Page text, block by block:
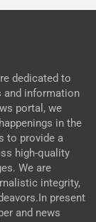
dedicated to
and information
portal, we
in the
to provide a
high-quality
We are
integrity,
present
and news